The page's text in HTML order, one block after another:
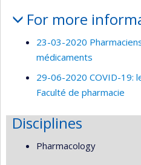
For more
23-03-2020
médicaments
29-06-2020 COVID-19:
Faculté de pharmacie
Disciplines
Pharmacology